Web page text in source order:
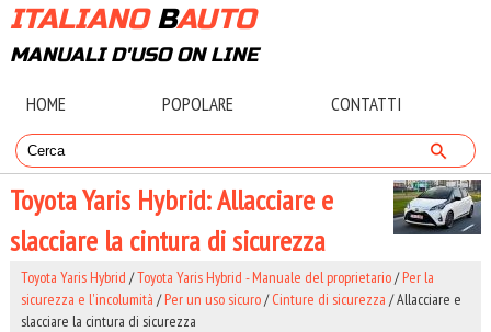
ITALIANOBAUTO
MANUALI D'USO ON LINE
HOME POPOLARE CONTATTI
Toyota Yaris Hybrid: Allacciare e
slacciare la cintura di sicurezza
Toyota Yaris Hybrid /Toyota Yaris Hybrid - Manuale del proprietario/Per la
sicurezza e l'incolumità /Per un uso sicuro/Cinture di sicurezza / Allacciare e
slacciare la cintura di sicurezza